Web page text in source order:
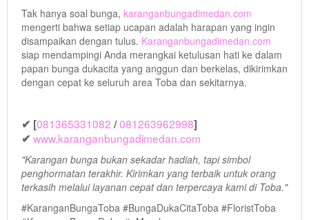
Tak hanya soal bunga, karanganbungadimedan.com
mengerti bahwa setiap ucapan adalah harapan yang ingin
disampaikan dengan tulus. Karanganbungadimedan.com
siap mendampingi Anda merangkai ketulusan hati ke dalam
papan bunga dukacita yang anggun dan berkelas, dikirimkan
dengan cepat ke seluruh area Toba dan sekitarnya.
✔ [081365331082 /081263962998]
✔ www.karanganbungadimedan.com
"Karangan bunga bukan sekadar hadiah, tapi simbol
penghormatan terakhir. Kirimkan yang terbaik untuk orang
terkasih melalui layanan cepat dan terpercaya kami di Toba."
#KaranganBungaToba #BungaDukaCitaToba #FloristToba